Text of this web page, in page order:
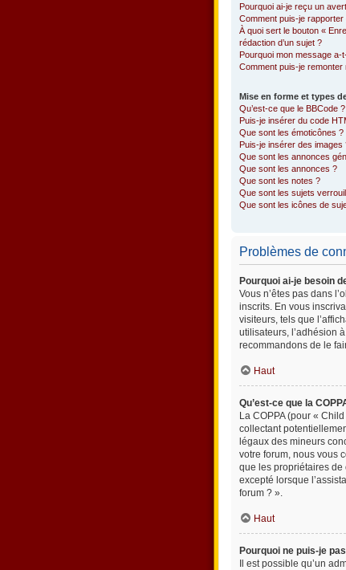
Pourquoi ai-je reçu un
Comment puis-je
À quoi sert le bouton «
rédaction d’un sujet ?
Pourquoi mon message a-
Comment puis-je remonter
Mise en forme et types
Qu’est-ce que le BBCode ?
Puis-je insérer du code
Que sont les émoticônes ?
Puis-je insérer des images
Que sont les annonces
Que sont les annonces ?
Que sont les notes ?
Que sont les sujets
Que sont les icônes de
Problèmes de
Pourquoi ai-je besoin
Vous n’êtes pas dans
inscrits. En vous
visiteurs, tels que
utilisateurs, l’adhésion
recommandons de le
Haut
Qu’est-ce que la
La COPPA (pour «
collectant
légaux des mineurs
votre forum, nous vous
que les propriétaires de
excepté lorsque
forum ? ».
Haut
Pourquoi ne puis-je
Il est possible qu’un